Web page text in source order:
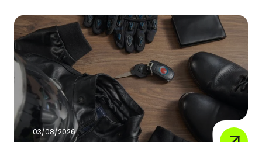
03/08/2026